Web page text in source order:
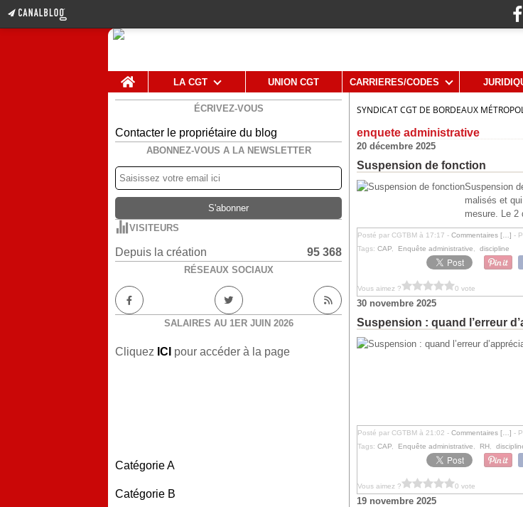
Home
LA CGT UNION CGT CARRIERES/CODES
ÉCRIVEZ-VOUS
Contacter le propriétaire du blog
ABONNEZ-VOUS A LA NEWSLETTER
VISITEURS
Depuis la création 95 368
RÉSEAUX SOCIAUX
SALAIRES AU 1ER JUIN 2026
Cliquez ICI pour accéder à la page
Catégorie A
Catégorie B
SYNDICAT CGT DE BORDEAUX
enquete administrative
20 décembre 2025
Suspension de fonction
Suspension
malisés et
mesure. Le 2
Posté par CGTBM à 17:17 - Commentaires [ ] -
Tags: CAP Enquête administrative discipline
Vous aimez ? 0 vote
30 novembre 2025
Suspension : quand l’erreur
Posté par CGTBM à 21:02 - Commentaires [ ] -
Tags: CAP Enquête administrative RH
Vous aimez ? 0 vote
19 novembre 2025